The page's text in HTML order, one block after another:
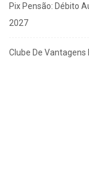
Pix Pensão: Débito
2027
Clube De